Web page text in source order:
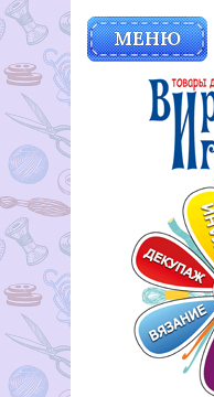
МЕНЮ